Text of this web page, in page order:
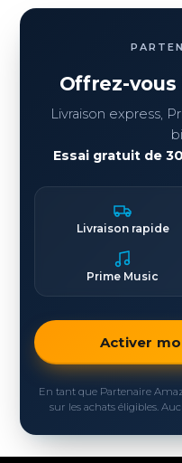
Offrez-
Livraison express,
Essai gratuit de
Livraison rapide
Prime Music
Activer
En tant que Partenaire
sur les achats éligibles.